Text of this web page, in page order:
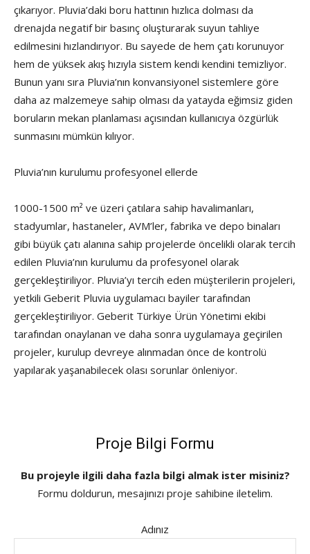
çıkarıyor. Pluvia’daki boru hattının hızlıca dolması da
drenajda negatif bir basınç oluşturarak suyun tahliye
edilmesini hızlandırıyor. Bu sayede de hem çatı korunuyor
hem de yüksek akış hızıyla sistem kendi kendini temizliyor.
Bunun yanı sıra Pluvia’nın konvansiyonel sistemlere göre
daha az malzemeye sahip olması da yatayda eğimsiz giden
boruların mekan planlaması açısından kullanıcıya özgürlük
sunmasını mümkün kılıyor.
Pluvia’nın kurulumu profesyonel ellerde
1000-1500 m² ve üzeri çatılara sahip havalimanları,
stadyumlar, hastaneler, AVM’ler, fabrika ve depo binaları
gibi büyük çatı alanına sahip projelerde öncelikli olarak tercih
edilen Pluvia’nın kurulumu da profesyonel olarak
gerçekleştiriliyor. Pluvia’yı tercih eden müşterilerin projeleri,
yetkili Geberit Pluvia uygulamacı bayiler tarafından
gerçekleştiriliyor. Geberit Türkiye Ürün Yönetimi ekibi
tarafından onaylanan ve daha sonra uygulamaya geçirilen
projeler, kurulup devreye alınmadan önce de kontrolü
yapılarak yaşanabilecek olası sorunlar önleniyor.
Proje Bilgi Formu
Bu projeyle ilgili daha fazla bilgi almak ister misiniz?
Formu doldurun, mesajınızı proje sahibine iletelim.
Adınız